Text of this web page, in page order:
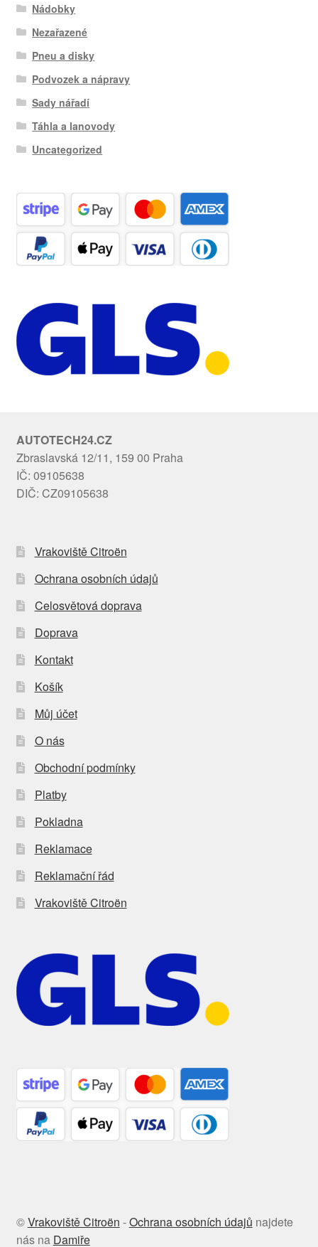
Nádobky
Nezařazené
Pneu a disky
Podvozek a nápravy
Sady nářadí
Táhla a lanovody
Uncategorized
AUTOTECH24.CZ
Zbraslavská 12/11, 159 00 Praha
IČ: 09105638
DIČ: CZ09105638
Vrakoviště Citroën
Ochrana osobních údajů
Celosvětová doprava
Doprava
Kontakt
Košík
Můj účet
O nás
Obchodní podmínky
Platby
Pokladna
Reklamace
Reklamační řád
Vrakoviště Citroën
©Vrakoviště Citroën -Ochrana osobních údajů najdete
nás na Damiře